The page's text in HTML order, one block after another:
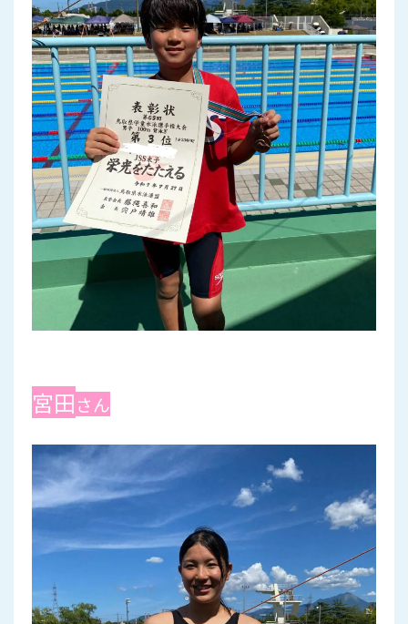
宮田さん